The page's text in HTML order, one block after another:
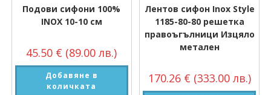
Подови сифони 100%
INOX 10-10 см
45.50 € (89.00 лв.)
Добавяне в
количката
Лентов сифон Inox Style
1185-80-80 решетка
правоъгълници Изцяло
метален
170.26 € (333.00 лв.)